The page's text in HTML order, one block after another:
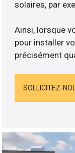
solaires, par
Ainsi, lorsque
pour installer
précisément
SOLLICITEZ-